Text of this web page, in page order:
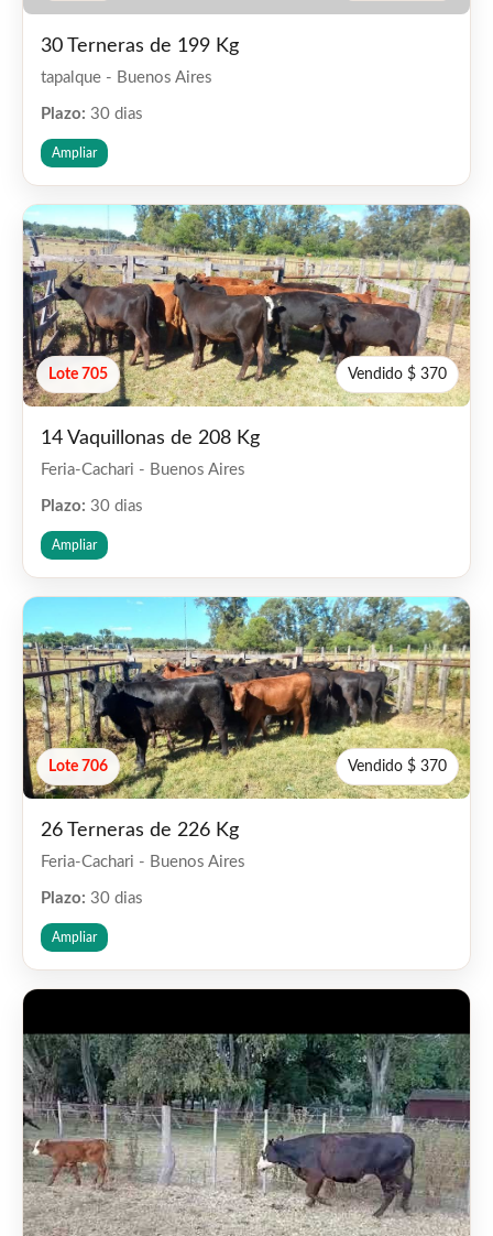
30 Terneras de 199 Kg
tapalque - Buenos Aires
Plazo: 30 dias
Ampliar
Lote 705 Vendido $ 370
14 Vaquillonas de 208 Kg
Feria-Cachari - Buenos Aires
Plazo: 30 dias
Ampliar
Lote 706 Vendido $ 370
26 Terneras de 226 Kg
Feria-Cachari - Buenos Aires
Plazo: 30 dias
Ampliar